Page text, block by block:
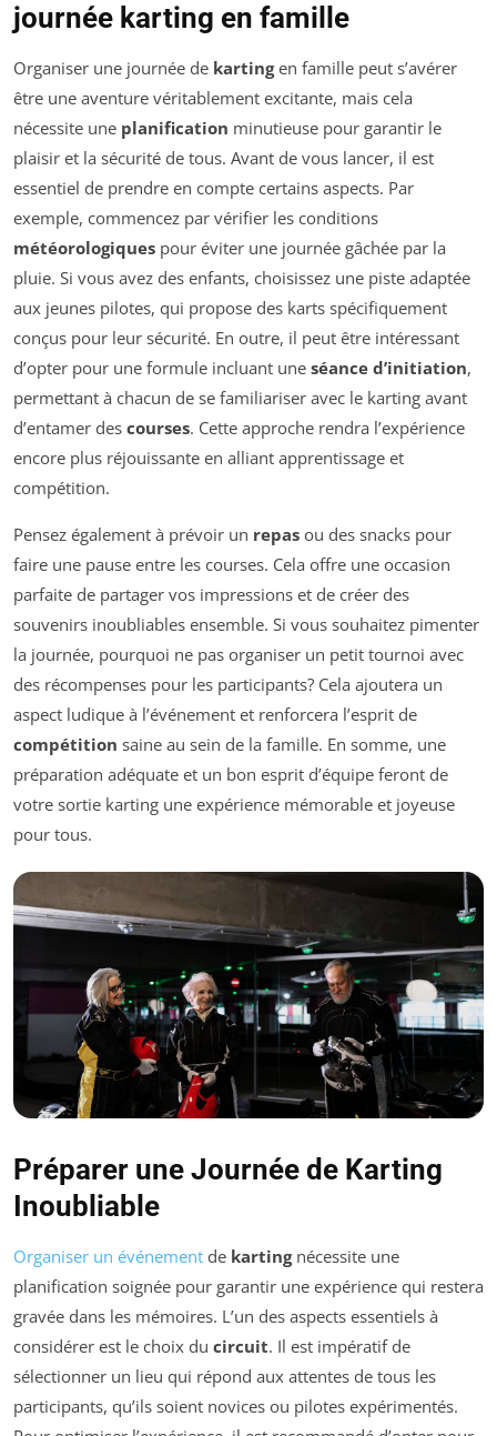
journée karting en famille
Organiser une journée de kartingen famille peut s’avérer
être une aventure véritablement excitante, mais cela
nécessite une planification minutieuse pour garantir le
plaisir et la sécurité de tous. Avant de vous lancer, il est
essentiel de prendre en compte certains aspects. Par
exemple, commencez par vérifier les conditions
météorologiques pour éviter une journée gâchée par la
pluie. Si vous avez des enfants, choisissez une piste adaptée
aux jeunes pilotes, qui propose des karts spécifiquement
conçus pour leur sécurité. En outre, il peut être intéressant
d’opter pour une formule incluant une séance d’initiation,
permettant à chacun de se familiariser avec le karting avant
d’entamer des courses. Cette approche rendra l’expérience
encore plus réjouissante en alliant apprentissage et
compétition.
Pensez également à prévoir un repas ou des snacks pour
faire une pause entre les courses. Cela offre une occasion
parfaite de partager vos impressions et de créer des
souvenirs inoubliables ensemble. Si vous souhaitez pimenter
la journée, pourquoi ne pas organiser un petit tournoi avec
des récompenses pour les participants? Cela ajoutera un
aspect ludique à l’événement et renforcera l’esprit de
compétition saine au sein de la famille. En somme, une
préparation adéquate et un bon esprit d’équipe feront de
votre sortie karting une expérience mémorable et joyeuse
pour tous.
Préparer une Journée de Karting
Inoubliable
Organiser un événement de kartingnécessite une
planification soignée pour garantir une expérience qui restera
gravée dans les mémoires. L’un des aspects essentiels à
considérer est le choix du circuit. Il est impératif de
sélectionner un lieu qui répond aux attentes de tous les
participants, qu’ils soient novices ou pilotes expérimentés.